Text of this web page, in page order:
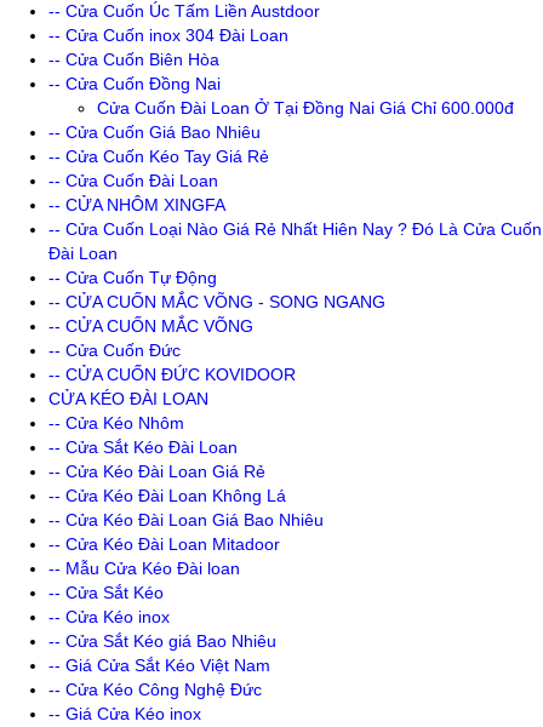
-- Cửa Cuốn Úc Tấm Liền Austdoor
-- Cửa Cuốn inox 304 Đài Loan
-- Cửa Cuốn Biên Hòa
-- Cửa Cuốn Đồng Nai
Cửa Cuốn Đài Loan Ở Tại Đồng Nai Giá Chỉ 600.000đ
-- Cửa Cuốn Giá Bao Nhiêu
-- Cửa Cuốn Kéo Tay Giá Rẻ
-- Cửa Cuốn Đài Loan
-- CỬA NHÔM XINGFA
-- Cửa Cuốn Loại Nào Giá Rẻ Nhất Hiên Nay ? Đó Là Cửa Cuốn
Đài Loan
-- Cửa Cuốn Tự Động
-- CỬA CUỐN MẮC VÕNG - SONG NGANG
-- CỬA CUỐN MẮC VÕNG
-- Cửa Cuốn Đức
-- CỬA CUỐN ĐỨC KOVIDOOR
CỬA KÉO ĐÀI LOAN
-- Cửa Kéo Nhôm
-- Cửa Sắt Kéo Đài Loan
-- Cửa Kéo Đài Loan Giá Rẻ
-- Cửa Kéo Đài Loan Không Lá
-- Cửa Kéo Đài Loan Giá Bao Nhiêu
-- Cửa Kéo Đài Loan Mitadoor
-- Mẫu Cửa Kéo Đài loan
-- Cửa Sắt Kéo
-- Cửa Kéo inox
-- Cửa Sắt Kéo giá Bao Nhiêu
-- Giá Cửa Sắt Kéo Việt Nam
-- Cửa Kéo Công Nghệ Đức
-- Giá Cửa Kéo inox